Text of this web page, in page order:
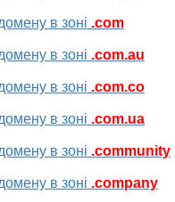
в зоні .com
в зоні .com.au
в зоні .com.co
в зоні .com.ua
в зоні .community
в зоні .company